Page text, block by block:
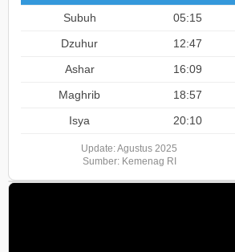
Subuh
05:15
Dzuhur
12:47
Ashar
16:09
Maghrib
18:57
Isya
20:10
Update: Agustus 2025
Sumber: Kemenag RI